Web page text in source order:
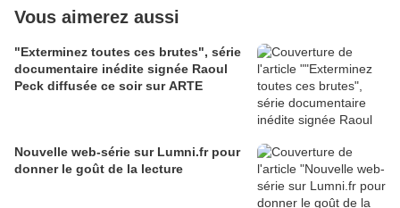
Vous aimerez aussi
"Exterminez toutes ces brutes", série
documentaire inédite signée Raoul
Peck diffusée ce soir sur ARTE
Nouvelle web-série sur Lumni.fr pour
donner le goût de la lecture